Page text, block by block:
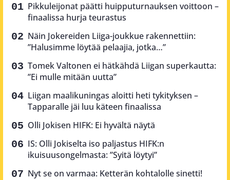
Pikkuleijonat päätti huipputurnauksen voittoon –
finaalissa hurja teurastus
Näin Jokereiden Liiga-joukkue rakennettiin:
”Halusimme löytää pelaajia, jotka…”
Tomek Valtonen ei hätkähdä Liigan superkautta:
”Ei mulle mitään uutta”
Liigan maalikuningas aloitti heti tykityksen –
Tapparalle jäi luu käteen finaalissa
Olli Jokisen HIFK: Ei hyvältä näytä
IS: Olli Jokiselta iso paljastus HIFK:n
ikuisuusongelmasta: ”Syitä löytyi”
Nyt se on varmaa: Ketterän kohtalolle sinetti!